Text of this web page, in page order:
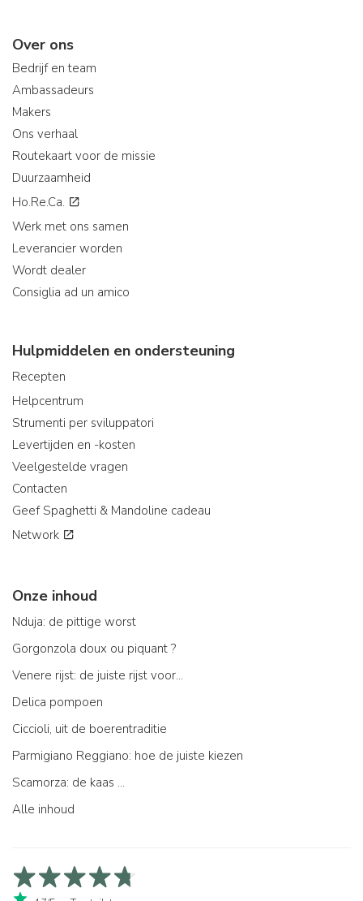
Over ons
Bedrijf en team
Ambassadeurs
Makers
Ons verhaal
Routekaart voor de missie
Duurzaamheid
Ho.Re.Ca.
Werk met ons samen
Leverancier worden
Wordt dealer
Consiglia ad un amico
Hulpmiddelen en ondersteuning
Recepten
Helpcentrum
Strumenti per sviluppatori
Levertijden en -kosten
Veelgestelde vragen
Contacten
Geef Spaghetti & Mandoline cadeau
Network
Onze inhoud
Nduja: de pittige worst
Gorgonzola doux ou piquant ?
Venere rijst: de juiste rijst voor...
Delica pompoen
Ciccioli, uit de boerentraditie
Parmigiano Reggiano: hoe de juiste kiezen
Scamorza: de kaas ...
Alle inhoud